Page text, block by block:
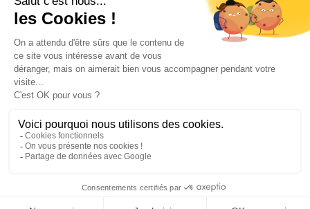
Un conseiller
Une solution pour raccrocher
© 2026 - Côté Formations - par Via Compétences
Menu Pied de page
Mentions Légales
Politique de confidentialité